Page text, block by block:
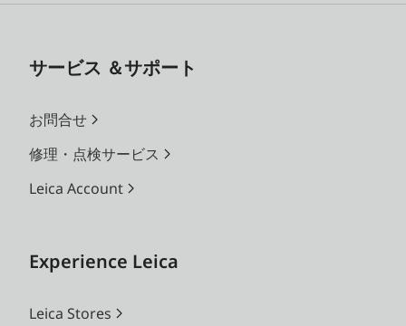
サービス ＆サポート
お問合せ
修理・点検サービス
Leica Account
Experience Leica
Leica Stores